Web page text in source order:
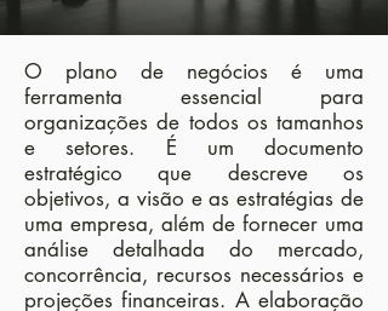
O plano de negócios é uma
ferramenta essencial para
organizações de todos os tamanhos
e setores. É um documento
estratégico que descreve os
objetivos, a visão e as estratégias de
uma empresa, além de fornecer uma
análise detalhada do mercado,
concorrência, recursos necessários e
projeções financeiras. A elaboração